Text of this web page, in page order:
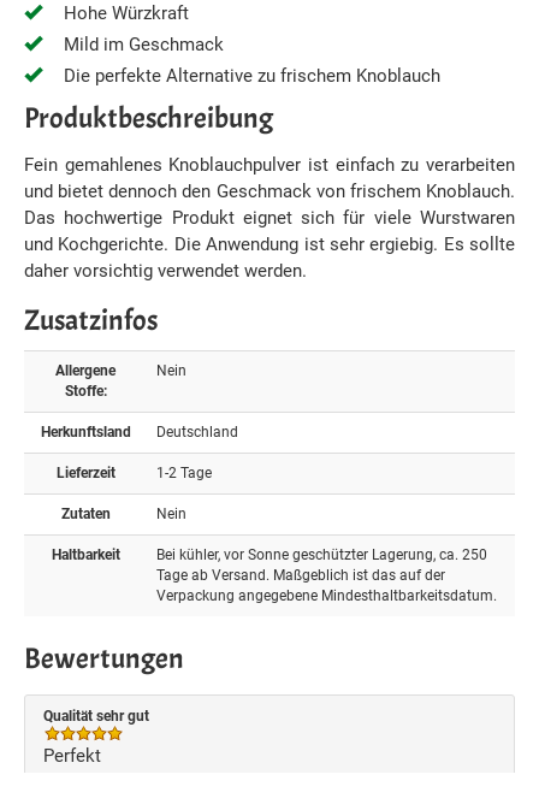
Hohe Würzkraft
Mild im Geschmack
Die perfekte Alternative zu frischem Knoblauch
Produktbeschreibung
Fein gemahlenes Knoblauchpulver ist einfach zu verarbeiten
und bietet dennoch den Geschmack von frischem Knoblauch.
Das hochwertige Produkt eignet sich für viele Wurstwaren
und Kochgerichte. Die Anwendung ist sehr ergiebig. Es sollte
daher vorsichtig verwendet werden.
Zusatzinfos
Allergene
Stoffe:
Nein
Herkunftsland Deutschland
Lieferzeit 1-2 Tage
Zutaten Nein
Haltbarkeit
Bei kühler, vor Sonne geschützter Lagerung, ca. 250
Tage ab Versand. Maßgeblich ist das auf der
Verpackung angegebene Mindesthaltbarkeitsdatum.
Bewertungen
Qualität sehr gut
Perfekt